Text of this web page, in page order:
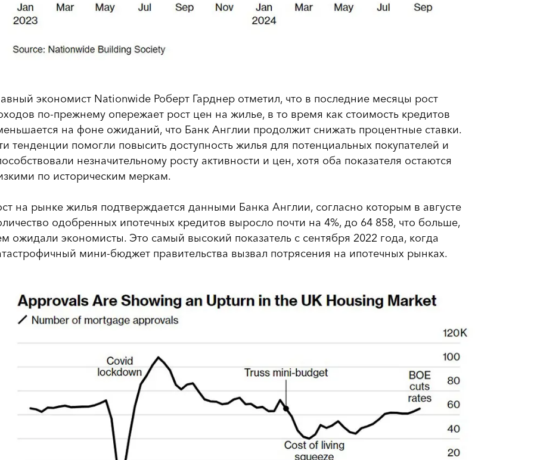
экономист Nationwide Роберт Гарднер отметил, что в последние месяцы рост
по-прежнему опережает рост цен на жилье, в то время как стоимость кредитов
на фоне ожиданий, что Банк Англии продолжит снижать процентные ставки.
тенденции помогли повысить доступность жилья для потенциальных покупателей и
незначительному росту активности и цен, хотя оба показателя остаются
по историческим меркам.
на рынке жилья подтверждается данными Банка Англии, согласно которым в августе
одобренных ипотечных кредитов выросло почти на 4%, до 64 858, что больше,
ожидали экономисты. Это самый высокий показатель с сентября 2022 года, когда
мини-бюджет правительства вызвал потрясения на ипотечных рынках.